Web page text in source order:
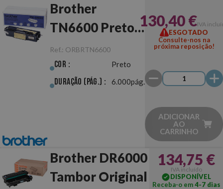
Brother
TN6600 Preto
Original
Ref.: ORBRTN6600
Cor : Preto
Duração (pág.) : 6.000pág.
130,40 €IVA
ESGOTADO
Consulte-nos na
próxima reposição!
ADICIONAR
AO
CARRINHO
Brother DR6000
Tambor Original
134,75 €
IVA incluído
DISPONÍVEL
Receba-o em4-7 dias